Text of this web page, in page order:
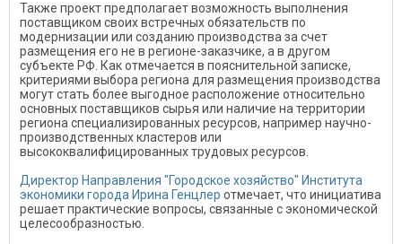
Также проект предполагает возможность выполнения
поставщиком своих встречных обязательств по
модернизации или созданию производства за счет
размещения его не в регионе-заказчике, а в другом
субъекте РФ. Как отмечается в пояснительной записке,
критериями выбора региона для размещения производства
могут стать более выгодное расположение относительно
основных поставщиков сырья или наличие на территории
региона специализированных ресурсов, например научно-
производственных кластеров или
высококвалифицированных трудовых ресурсов.
Директор Направления "Городское хозяйство" Института
экономики города Ирина Генцлер отмечает, что инициатива
решает практические вопросы, связанные с экономической
целесообразностью.